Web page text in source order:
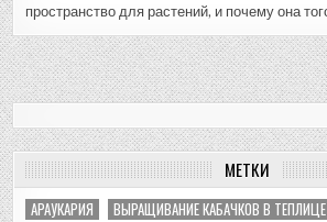
пространство для растений, и почему она
МЕТКИ
АРАУКАРИЯ
ВЫРАЩИВАНИЕ КАБАЧКОВ В ТЕПЛИЦЕ